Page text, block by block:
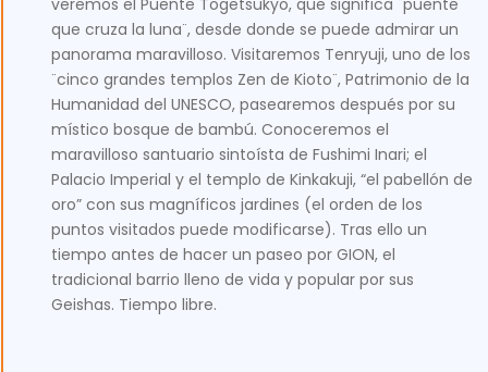
que cruza la luna¨, desde donde se puede admirar un
panorama maravilloso. Visitaremos Tenryuji, uno de los
¨cinco grandes templos Zen de Kioto¨, Patrimonio de la
Humanidad del UNESCO, pasearemos después por su
místico bosque de bambú. Conoceremos el
maravilloso santuario sintoísta de Fushimi Inari; el
Palacio Imperial y el templo de Kinkakuji, “el pabellón de
oro” con sus magníficos jardines (el orden de los
puntos visitados puede modificarse). Tras ello un
tiempo antes de hacer un paseo por GION, el
tradicional barrio lleno de vida y popular por sus
Geishas. Tiempo libre.